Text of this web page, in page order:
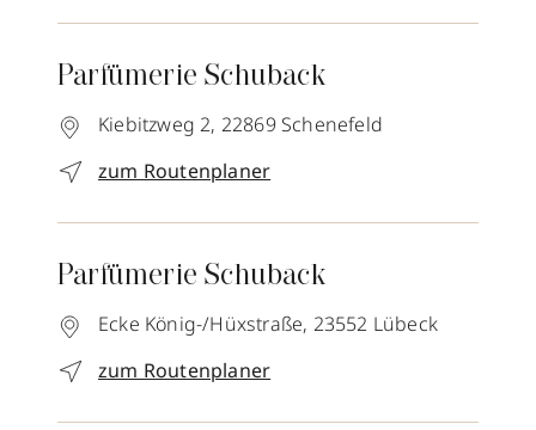
Parfümerie Schuback
Kiebitzweg 2, 22869 Schenefeld
zum Routenplaner
Parfümerie Schuback
Ecke König-/Hüxstraße, 23552 Lübeck
zum Routenplaner